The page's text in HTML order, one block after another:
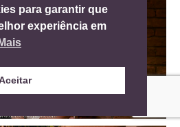
para garantir que
experiência em